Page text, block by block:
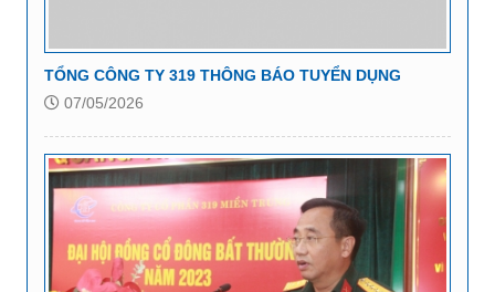
TỔNG CÔNG TY 319 THÔNG BÁO TUYỂN DỤNG
07/05/2026